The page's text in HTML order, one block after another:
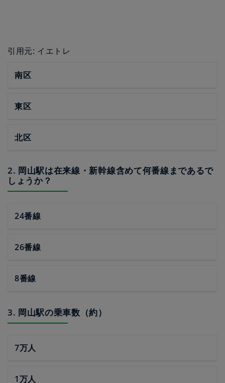
引用元: イエトレ
南区
東区
北区
2. 岡山駅は在来線・新幹線含めて何番線まであるで
しょうか？
24番線
26番線
8番線
3. 岡山駅の乗車数（約）
7万人
1万人